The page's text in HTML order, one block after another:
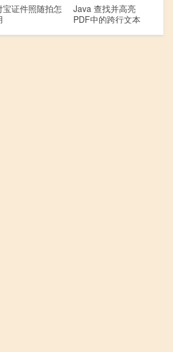
宝证件照随拍怎
Java 查找并高亮
PDF中的跨行文本